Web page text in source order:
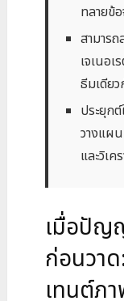
ทลายข้
สามาร
เจเนอ
ธีมเดีย
ประยุก
วางแผ
และวิเ
เมื่อปัญ
ก่อนวา
เทนต์ภ